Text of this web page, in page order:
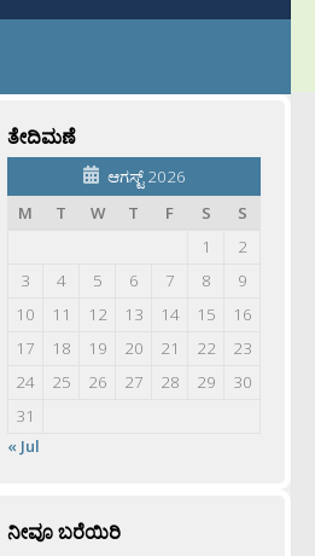
ತೇದಿಮಣೆ
ಆಗಸ್ಟ್ 2026
M
T W T F S
S
1
2
3
4 5 6 7 8
9
10
11 12 13 14 15
16
17
18 19 20 21 22
23
24
25 26 27 28 29
30
31
« Jul
ನೀವೂ ಬರೆಯಿರಿ